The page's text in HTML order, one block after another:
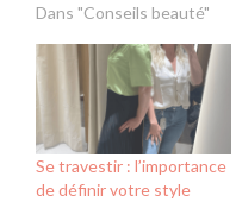
Dans "Conseils beauté"
Se travestir : l’importance
de définir votre style